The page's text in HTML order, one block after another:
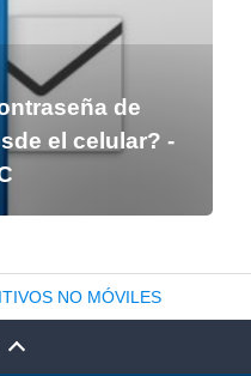
de
el celular? -
NO MÓVILES